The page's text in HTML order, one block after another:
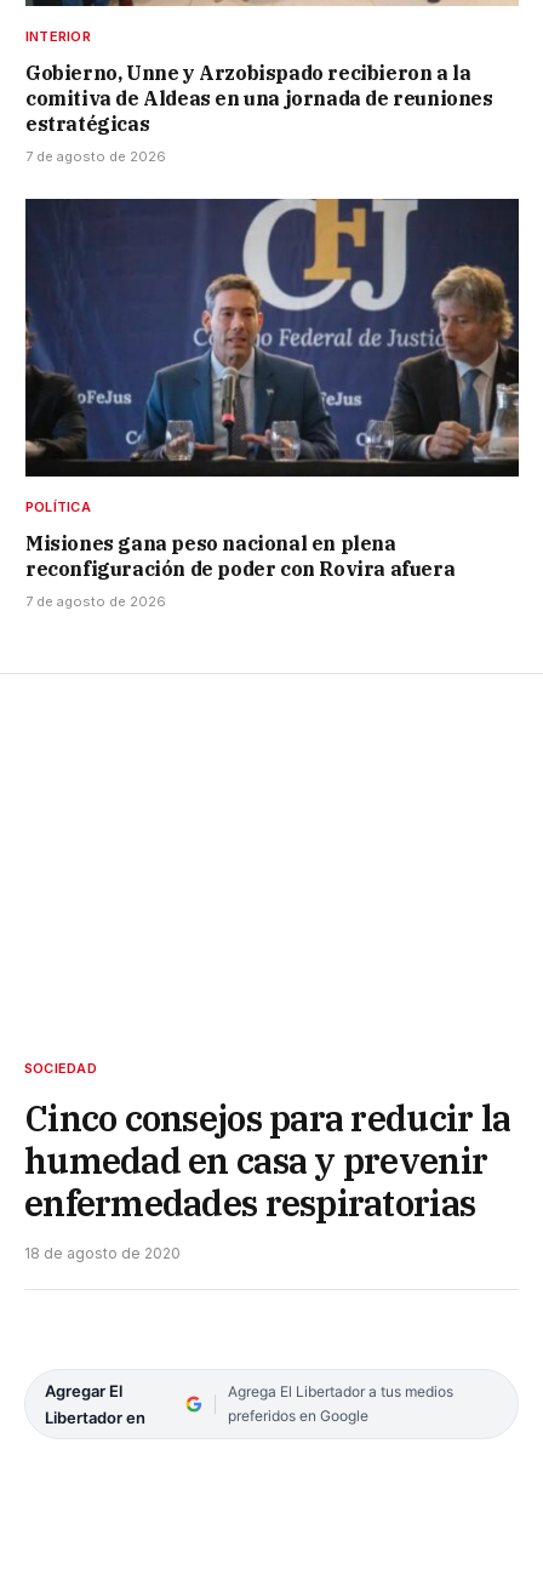
INTERIOR
Gobierno, Unne y Arzobispado recibieron a la
comitiva de Aldeas en una jornada de reuniones
estratégicas
7 de agosto de 2026
POLÍTICA
Misiones gana peso nacional en plena
reconfiguración de poder con Rovira afuera
7 de agosto de 2026
SOCIEDAD
Cinco consejos para reducir la
humedad en casa y prevenir
enfermedades respiratorias
18 de agosto de 2020
Agregar El
Libertador en
Agrega El Libertador a tus medios
preferidos en Google